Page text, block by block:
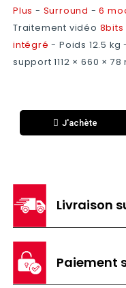
Plus - Surround -6
Traitement vidéo 8bits
intégré - Poids 12.5 kg
support 1112 × 660 ×
J'achète
Livraison
Paiement